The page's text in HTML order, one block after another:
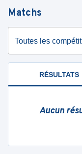
Matchs
Toutes les
RÉSULTATS
Aucun